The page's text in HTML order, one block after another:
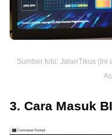
Sumber foto: JalanTikus (Ini
3. Cara Masuk